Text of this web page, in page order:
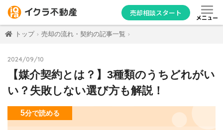
売却相談スタート
メニュー
トップ 売却の流れ・契約の記事一覧
2024/09/10
【媒介契約とは？】3種類のうちどれがい
い？失敗しない選び方も解説！
5分で読める